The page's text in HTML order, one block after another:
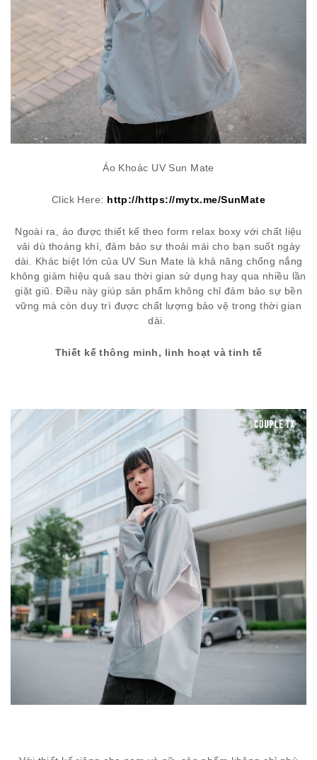
Áo Khoác UV Sun Mate
Click Here: http://https://mytx.me/SunMate
Ngoài ra, áo được thiết kế theo form relax boxy với chất liệu
vải dù thoáng khí, đảm bảo sự thoải mái cho bạn suốt ngày
dài. Khác biệt lớn của UV Sun Mate là khả năng chống nắng
không giảm hiệu quả sau thời gian sử dụng hay qua nhiều lần
giặt giũ. Điều này giúp sản phẩm không chỉ đảm bảo sự bền
vững mà còn duy trì được chất lượng bảo vệ trong thời gian
dài.
Thiết kế thông minh, linh hoạt và tinh tế